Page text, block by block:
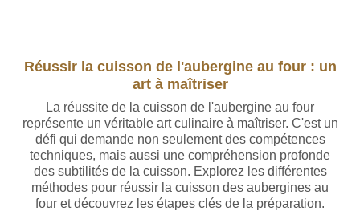
Réussir la cuisson de l'aubergine au four : un
art à maîtriser
La réussite de la cuisson de l'aubergine au four
représente un véritable art culinaire à maîtriser. C'est un
défi qui demande non seulement des compétences
techniques, mais aussi une compréhension profonde
des subtilités de la cuisson. Explorez les différentes
méthodes pour réussir la cuisson des aubergines au
four et découvrez les étapes clés de la préparation.